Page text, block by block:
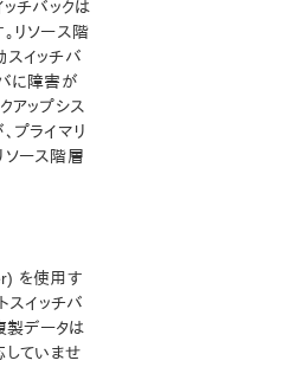
語エンコーディングを設定する
でのI/Oフェンシング
を使用して LifeKeeper
える
の管理の概要
キット
チバックは
リソース階
イッチバ
に障害が
アップシス
プライマリ
ソース階層
を使用す
スイッチバ
製データは
していませ